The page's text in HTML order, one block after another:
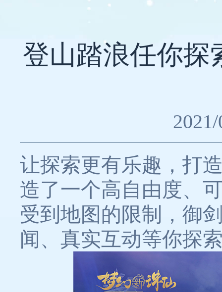
登山踏浪任你探
让探索更有乐趣，打
造了一个高自由度、
受到地图的限制，御
闻、真实互动等你探